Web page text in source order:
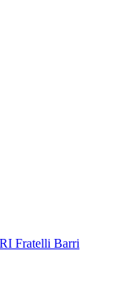
Fratelli Barri